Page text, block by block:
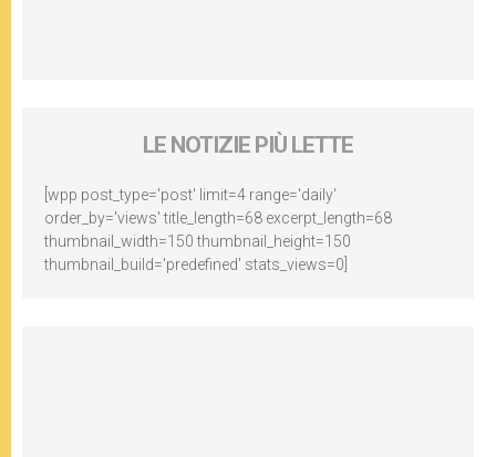
LE NOTIZIE PIÙ LETTE
[wpp post_type='post' limit=4 range='daily'
order_by='views' title_length=68 excerpt_length=68
thumbnail_width=150 thumbnail_height=150
thumbnail_build='predefined' stats_views=0]